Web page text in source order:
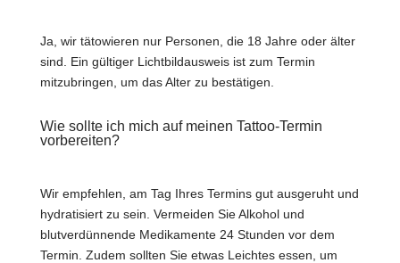
Ja, wir tätowieren nur Personen, die 18 Jahre oder älter
sind. Ein gültiger Lichtbildausweis ist zum Termin
mitzubringen, um das Alter zu bestätigen.
Wie sollte ich mich auf meinen Tattoo-Termin
vorbereiten?
Wir empfehlen, am Tag Ihres Termins gut ausgeruht und
hydratisiert zu sein. Vermeiden Sie Alkohol und
blutverdünnende Medikamente 24 Stunden vor dem
Termin. Zudem sollten Sie etwas Leichtes essen, um